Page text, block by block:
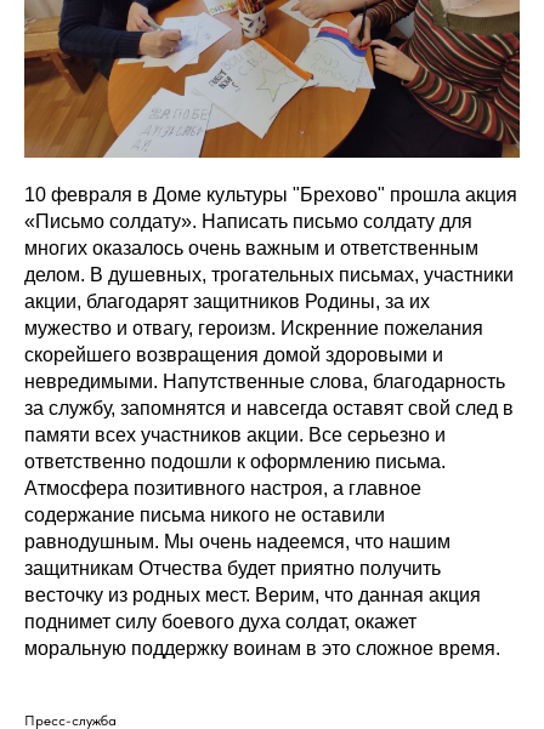
10 февраля в Доме культуры "Брехово" прошла акция
«Письмо солдату». Написать письмо солдату для
многих оказалось очень важным и ответственным
делом. В душевных, трогательных письмах, участники
акции, благодарят защитников Родины, за их
мужество и отвагу, героизм. Искренние пожелания
скорейшего возвращения домой здоровыми и
невредимыми. Напутственные слова, благодарность
за службу, запомнятся и навсегда оставят свой след в
памяти всех участников акции. Все серьезно и
ответственно подошли к оформлению письма.
Атмосфера позитивного настроя, а главное
содержание письма никого не оставили
равнодушным. Мы очень надеемся, что нашим
защитникам Отчества будет приятно получить
весточку из родных мест. Верим, что данная акция
поднимет силу боевого духа солдат, окажет
моральную поддержку воинам в это сложное время.
Пресс-служба